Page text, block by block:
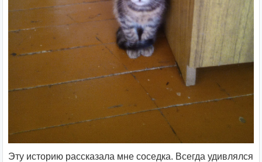
Эту историю рассказала мне соседка. Всегда удивлялся